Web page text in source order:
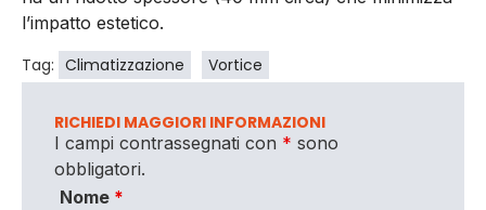
l’impatto estetico.
Tag: Climatizzazione Vortice
RICHIEDI MAGGIORI INFORMAZIONI
I campi contrassegnati con * sono
obbligatori.
Nome *